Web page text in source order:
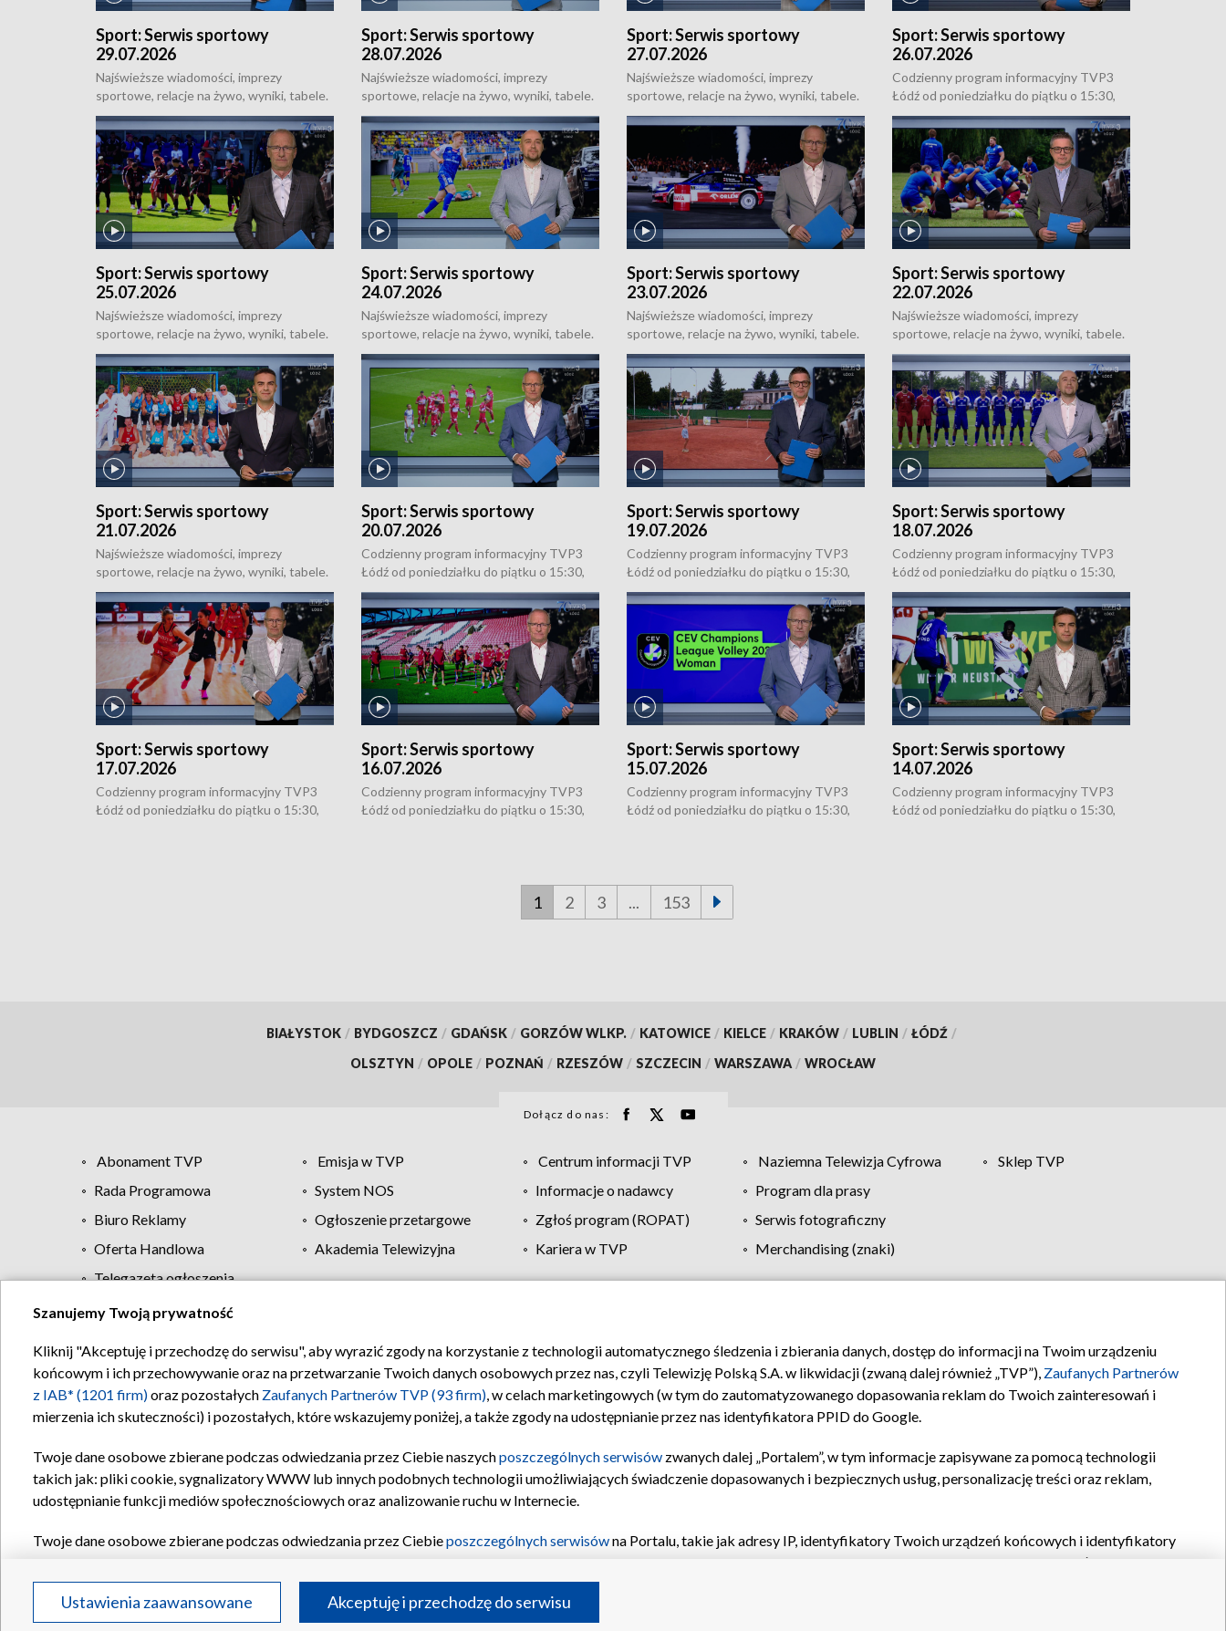
Sport:Serwis sportowy
29.07.2026
Najświeższe wiadomości, imprezy
sportowe, relacje na żywo, wyniki, tabele.
Sportowe uzupełnienie Łódzkich
Wiadomości Dnia, od poniedziałku do
niedzieli o 18:50.
Sport:Serwis sportowy
28.07.2026
Najświeższe wiadomości, imprezy
sportowe, relacje na żywo, wyniki, tabele.
Sportowe uzupełnienie Łódzkich
Wiadomości Dnia, od poniedziałku do
niedzieli o 18:50.
Sport:Serwis sportowy
27.07.2026
Najświeższe wiadomości, imprezy
sportowe, relacje na żywo, wyniki, tabele.
Sportowe uzupełnienie Łódzkich
Wiadomości Dnia, od poniedziałku do
niedzieli o 18:50.
Sport:Serwis sportowy
26.07.2026
Codzienny program informacyjny TVP3
Łódź od poniedziałku do piątku o 15:30,
16:30, 18:30 i 21:30. W weekendy o 18:30
i 21:30.
Sport:Serwis sportowy
25.07.2026
Najświeższe wiadomości, imprezy
sportowe, relacje na żywo, wyniki, tabele.
Sportowe uzupełnienie Łódzkich
Wiadomości Dnia, od poniedziałku do
niedzieli o 18:50.
Sport:Serwis sportowy
24.07.2026
Najświeższe wiadomości, imprezy
sportowe, relacje na żywo, wyniki, tabele.
Sportowe uzupełnienie Łódzkich
Wiadomości Dnia, od poniedziałku do
niedzieli o 18:50.
Sport:Serwis sportowy
23.07.2026
Najświeższe wiadomości, imprezy
sportowe, relacje na żywo, wyniki, tabele.
Sportowe uzupełnienie Łódzkich
Wiadomości Dnia, od poniedziałku do
niedzieli o 18:50.
Sport:Serwis sportowy
22.07.2026
Najświeższe wiadomości, imprezy
sportowe, relacje na żywo, wyniki, tabele.
Sportowe uzupełnienie Łódzkich
Wiadomości Dnia, od poniedziałku do
niedzieli o 18:50.
Sport:Serwis sportowy
21.07.2026
Najświeższe wiadomości, imprezy
sportowe, relacje na żywo, wyniki, tabele.
Sportowe uzupełnienie Łódzkich
Wiadomości Dnia, od poniedziałku do
niedzieli o 18:50.
Sport:Serwis sportowy
20.07.2026
Codzienny program informacyjny TVP3
Łódź od poniedziałku do piątku o 15:30,
16:30, 18:30 i 21:30. W weekendy o 18:30
i 21:30.
Sport:Serwis sportowy
19.07.2026
Codzienny program informacyjny TVP3
Łódź od poniedziałku do piątku o 15:30,
16:30, 18:30 i 21:30. W weekendy o 18:30
i 21:30.
Sport:Serwis sportowy
18.07.2026
Codzienny program informacyjny TVP3
Łódź od poniedziałku do piątku o 15:30,
16:30, 18:30 i 21:30. W weekendy o 18:30
i 21:30.
Sport:Serwis sportowy
17.07.2026
Codzienny program informacyjny TVP3
Łódź od poniedziałku do piątku o 15:30,
Sport:Serwis sportowy
16.07.2026
Codzienny program informacyjny TVP3
Łódź od poniedziałku do piątku o 15:30,
Sport:Serwis sportowy
15.07.2026
Codzienny program informacyjny TVP3
Łódź od poniedziałku do piątku o 15:30,
Sport:Serwis sportowy
14.07.2026
Codzienny program informacyjny TVP3
Łódź od poniedziałku do piątku o 15:30,
1 2 3 ... 153
BIAŁYSTOK / BYDGOSZCZ / GDAŃSK / GORZÓW WLKP. / KATOWICE / KIELCE / KRAKÓW / LUBLIN / ŁÓDŹ /
OLSZTYN / OPOLE / POZNAŃ / RZESZÓW / SZCZECIN / WARSZAWA / WROCŁAW
Dołącz do nas:
Abonament TVP Emisja w TVP Centrum informacji TVP Naziemna Telewizja Cyfrowa
Sklep TVP
Rada Programowa
System NOS Informacje o nadawcy
Program dla prasy
Biuro Reklamy
Ogłoszenie przetargowe Zgłoś program (ROPAT)
Serwis fotograficzny
Oferta Handlowa
Akademia Telewizyjna Kariera w TVP
Merchandising (znaki)
Telegazeta ogłoszenia
Regulamin TVP Polityka prywatności Moje zgody Pomoc Biuro reklamy Kontakt
Szanujemy Twoją prywatność
Kliknij "Akceptuję i przechodzę do serwisu", aby wyrazić zgody na korzystanie z technologii automatycznego śledzenia i zbierania danych, dostęp do informacji na Twoim urządzeniu
końcowym i ich przechowywanie oraz na przetwarzanie Twoich danych osobowych przez nas, czyli Telewizję Polską S.A. w likwidacji (zwaną dalej również „TVP”), Zaufanych Partnerów
z IAB* (1201 firm)oraz pozostałych Zaufanych Partnerów TVP (93 firm), w celach marketingowych (w tym do zautomatyzowanego dopasowania reklam do Twoich zainteresowań i
mierzenia ich skuteczności) i pozostałych, które wskazujemy poniżej, a także zgody na udostępnianie przez nas identyfikatora PPID do Google.
Twoje dane osobowe zbierane podczas odwiedzania przez Ciebie naszychposzczególnych serwisów zwanych dalej „Portalem”, w tym informacje zapisywane za pomocą technologii
takich jak: pliki cookie, sygnalizatory WWW lub innych podobnych technologii umożliwiających świadczenie dopasowanych i bezpiecznych usług, personalizację treści oraz reklam,
udostępnianie funkcji mediów społecznościowych oraz analizowanie ruchu w Internecie.
Twoje dane osobowe zbierane podczas odwiedzania przez Ciebieposzczególnych serwisówna Portalu, takie jak adresy IP, identyfikatory Twoich urządzeń końcowych i identyfikatory
oraz pozostałych
Partnerów TVPdla realizacji następujących celów i funkcji: przechowywania informacji na urządzeniu lub dostęp do nich, wyboru podstawowych reklam, wyboru spersonalizowanych
reklam, tworzenia profilu spersonalizowanych reklam, tworzenia profilu spersonalizowanych treści, wyboru spersonalizowanych treści, pomiaru wydajności reklam, pomiaru wydajności
Ustawienia zaawansowane Akceptuję i przechodzę do serwisu